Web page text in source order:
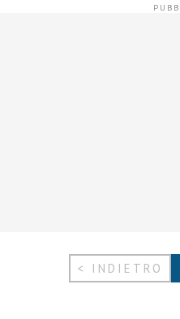
< INDIETRO